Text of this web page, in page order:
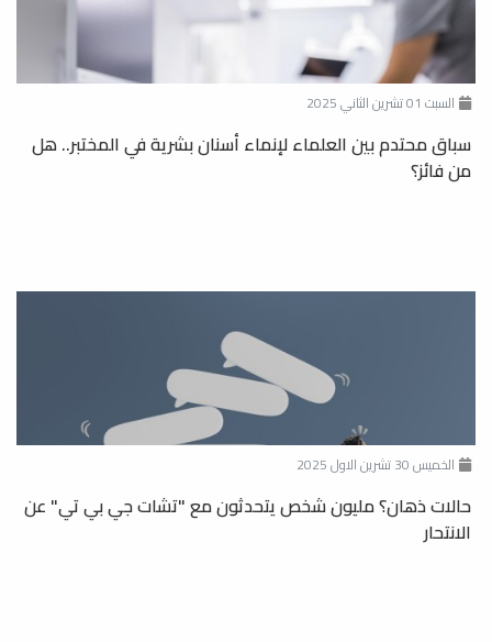
السبت 01 تشرين الثاني 2025
سباق محتدم بين العلماء لإنماء أسنان بشرية في المختبر.. هل
من فائز؟
الخميس 30 تشرين الاول 2025
حالات ذهان؟ مليون شخص يتحدثون مع "تشات جي بي تي" عن
الانتحار